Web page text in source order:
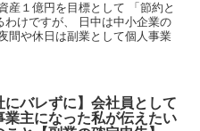
１億円を目標として 「節約と
けですが、 日中は中小企業の
間や休日は副業として個人事業
にバレずに】会社員として
業主になった私が伝えたい